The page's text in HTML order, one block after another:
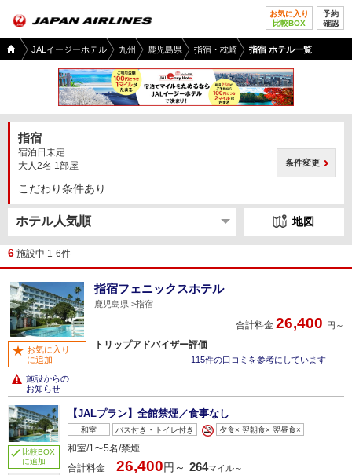
お気に入り
比較BOX
予約
確認
国内
ツア
JALイージーホテル 九州 鹿児島県 指宿・枕崎 指宿 ホテル一覧
指宿
宿泊日未定
大人2名 1部屋
こだわり条件あり
条件変更
地図
6 施設中 1-6件
指宿フェニックスホテル
鹿児島県 指宿
合計料金 26,400 円～
トリップアドバイザー評価
115件の口コミを参考にしています
お気に入り
に追加
施設からの
お知らせ
比較BOX
に追加
【JALプラン】全館禁煙／食事なし
和室 バス付き・トイレ付き 夕食× 翌朝食× 翌昼食×
和室/1〜5名/禁煙
合計料金
26,400円～ 264マイル～